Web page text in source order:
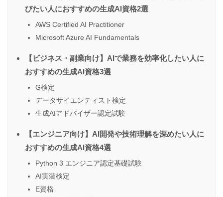
びたい人におすすめの生成AI資格2選
AWS Certified AI Practitioner
Microsoft Azure AI Fundamentals
【ビジネス・副業向け】AIで業務を効率化したい人に
おすすめの生成AI資格3選
G検定
データサイエンティスト検定
生成AIアドバイザー認定試験
【エンジニア向け】AI開発や技術理解を深めたい人に
おすすめの生成AI資格4選
Python 3 エンジニア認定基礎試験
AI実装検定
E資格